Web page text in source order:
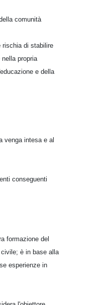
comunità
rischia di stabilire
propria
e della
venga intesa e al
conseguenti
formazione del
è in base alla
esperienze in